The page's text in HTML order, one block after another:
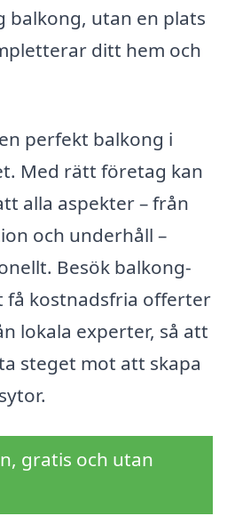
balkong, utan en plats
ditt hem och
perfekt balkong i
Med rätt företag kan
alla aspekter – från
och underhåll –
Besök balkong-
få kostnadsfria offerter
lokala experter, så att
steget mot att skapa
gratis och utan